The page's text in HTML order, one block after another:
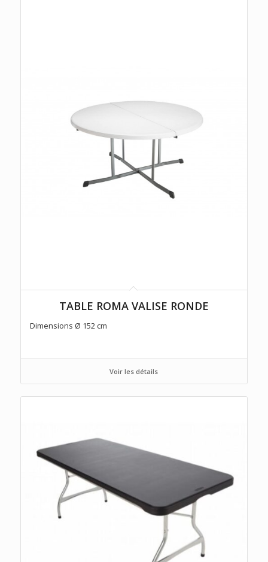
TABLE ROMA VALISE RONDE
Dimensions Ø 152 cm
Voir les détails